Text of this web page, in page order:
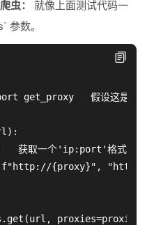
虫：
就像上面测试代码一
参数。
get_proxy   假设这是你写的
获取一个'ip:port'格式的字
{proxy}",
proxies=proxies,